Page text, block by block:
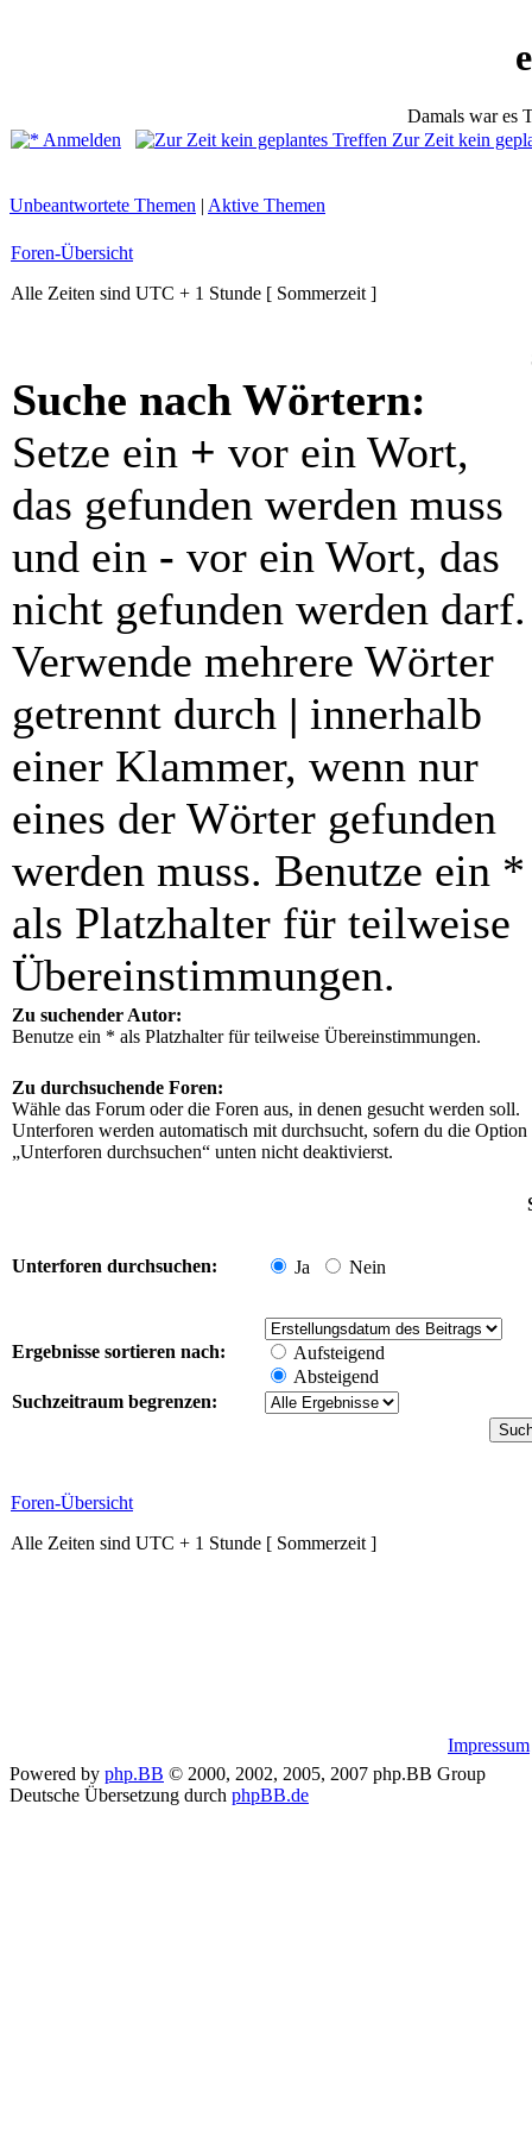
Damals war es
Anmelden
Zur Zeit kein
Unbeantwortete Themen | Aktive Themen
Foren-Übersicht
Alle Zeiten sind UTC + 1 Stunde [ Sommerzeit ]
Suche nach Wörtern:
Setze ein + vor ein Wort,
das gefunden werden muss
und ein - vor ein Wort, das
nicht gefunden werden darf.
Verwende mehrere Wörter
getrennt durch | innerhalb
einer Klammer, wenn nur
eines der Wörter gefunden
werden muss. Benutze ein *
als Platzhalter für teilweise
Übereinstimmungen.
Zu suchender Autor:
Benutze ein * als Platzhalter für teilweise Übereinstimmungen.
Zu durchsuchende Foren:
Wähle das Forum oder die Foren aus, in denen gesucht werden soll.
Unterforen werden automatisch mit durchsucht, sofern du die Option
„Unterforen durchsuchen“ unten nicht deaktivierst.
Unterforen durchsuchen: Ja Nein
Ergebnisse sortieren nach:
Aufsteigend
Absteigend
Suchzeitraum begrenzen:
Foren-Übersicht
Alle Zeiten sind UTC + 1 Stunde [ Sommerzeit ]
Impressum
Powered by php.BB © 2000, 2002, 2005, 2007 php.BB Group
Deutsche Übersetzung durch phpBB.de